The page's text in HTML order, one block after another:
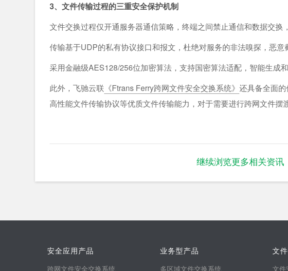
3、文件传输过程的三重安全保护机制
文件交换过程仅开通服务器通信策略，终端之间禁止通信和数据交换
传输基于UDP的私有协议接口和报文，杜绝对服务的非法嗅探，恶意
采用金融级AES128/256位加密算法，支持国密算法适配，智能生成和
此外，飞驰云联 《Ftrans Ferry跨网文件安全交换系统》 还具备全面的
高性能文件传输协议等优质文件传输能力，对于需要进行跨网文件摆
继续浏览更多相关资讯
安全应用产品
跨网文件安全交换系统
业务型产品
多区域文件交换系统
文
文件